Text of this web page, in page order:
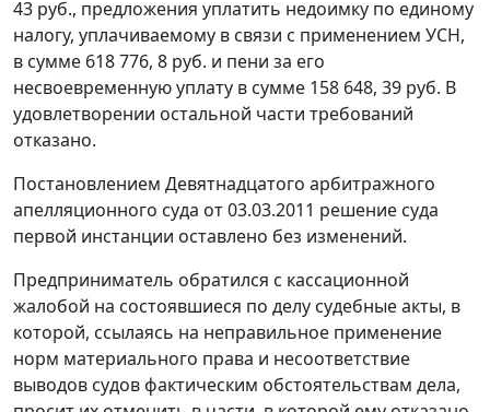
43 руб., предложения уплатить недоимку по единому
налогу, уплачиваемому в связи с применением УСН,
в сумме 618 776, 8 руб. и пени за его
несвоевременную уплату в сумме 158 648, 39 руб. В
удовлетворении остальной части требований
отказано.
Постановлением Девятнадцатого арбитражного
апелляционного суда от 03.03.2011 решение суда
первой инстанции оставлено без изменений.
Предприниматель обратился с кассационной
жалобой на состоявшиеся по делу судебные акты, в
которой, ссылаясь на неправильное применение
норм материального права и несоответствие
выводов судов фактическим обстоятельствам дела,